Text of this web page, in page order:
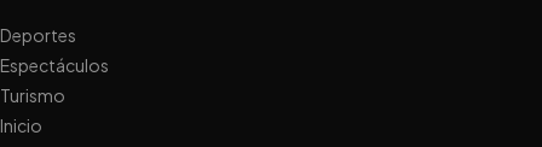
Deportes
Espectáculos
Turismo
Inicio